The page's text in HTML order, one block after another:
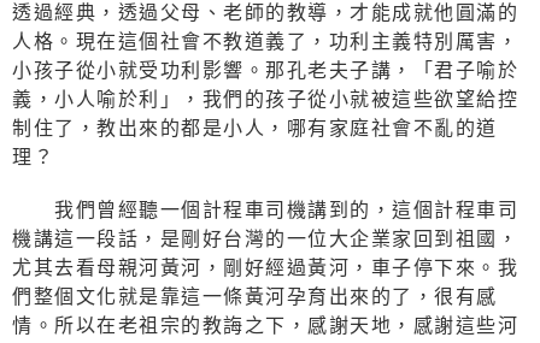
透過經典，透過父母、老師的教導，才能成就他圓滿的
人格。現在這個社會不教道義了，功利主義特別厲害，
小孩子從小就受功利影響。那孔老夫子講，「君子喻於
義，小人喻於利」，我們的孩子從小就被這些欲望給控
制住了，教出來的都是小人，哪有家庭社會不亂的道
理？
我們曾經聽一個計程車司機講到的，這個計程車司
機講這一段話，是剛好台灣的一位大企業家回到祖國，
尤其去看母親河黃河，剛好經過黃河，車子停下來。我
們整個文化就是靠這一條黃河孕育出來的了，很有感
情。所以在老祖宗的教誨之下，感謝天地，感謝這些河